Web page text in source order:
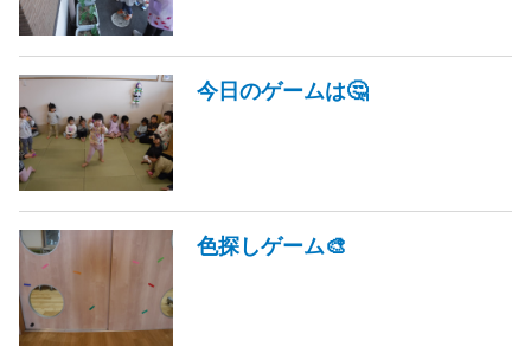
今日のゲームは🤔
色探しゲーム🎨